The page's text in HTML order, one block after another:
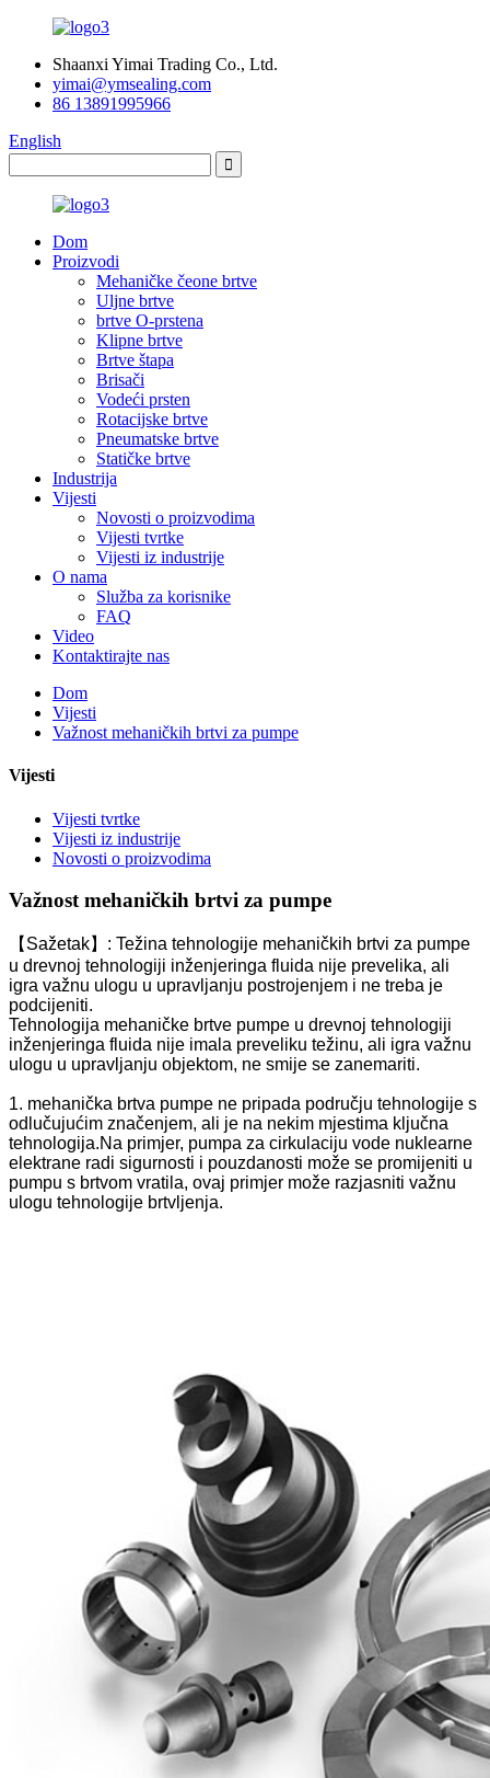
Shaanxi Yimai Trading Co., Ltd.
yimai@ymsealing.com
86 13891995966
English
Dom
Proizvodi
Mehaničke čeone brtve
Uljne brtve
brtve O-prstena
Klipne brtve
Brtve štapa
Brisači
Vodeći prsten
Rotacijske brtve
Pneumatske brtve
Statičke brtve
Industrija
Vijesti
Novosti o proizvodima
Vijesti tvrtke
Vijesti iz industrije
O nama
Služba za korisnike
FAQ
Video
Kontaktirajte nas
Dom
Vijesti
Važnost mehaničkih brtvi za pumpe
Vijesti
Vijesti tvrtke
Vijesti iz industrije
Novosti o proizvodima
Važnost mehaničkih brtvi za pumpe
【Sažetak】: Težina tehnologije mehaničkih brtvi za pumpe
u drevnoj tehnologiji inženjeringa fluida nije prevelika, ali
igra važnu ulogu u upravljanju postrojenjem i ne treba je
podcijeniti.
Tehnologija mehaničke brtve pumpe u drevnoj tehnologiji
inženjeringa fluida nije imala preveliku težinu, ali igra važnu
ulogu u upravljanju objektom, ne smije se zanemariti.
1. mehanička brtva pumpe ne pripada području tehnologije s
odlučujućim značenjem, ali je na nekim mjestima ključna
tehnologija.Na primjer, pumpa za cirkulaciju vode nuklearne
elektrane radi sigurnosti i pouzdanosti može se promijeniti u
pumpu s brtvom vratila, ovaj primjer može razjasniti važnu
ulogu tehnologije brtvljenja.